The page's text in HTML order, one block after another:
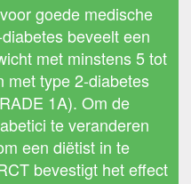
goede medische
beveelt een
met minstens 5 tot
met type 2-diabetes
1A). Om de
te veranderen
een diëtist in te
bevestigt het effect